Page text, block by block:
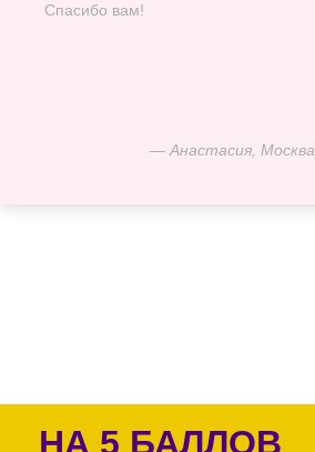
— Анастасия, Москва
Спасибо вам!
НА 5 БАЛЛОВ